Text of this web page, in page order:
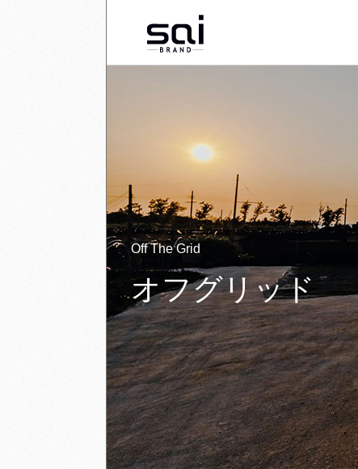
Off The Grid
オフグリッド